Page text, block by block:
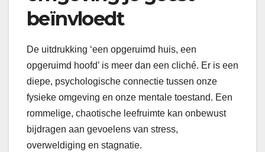
beïnvloedt
De uitdrukking ‘een opgeruimd huis, een
opgeruimd hoofd’ is meer dan een cliché. Er is een
diepe, psychologische connectie tussen onze
fysieke omgeving en onze mentale toestand. Een
rommelige, chaotische leefruimte kan onbewust
bijdragen aan gevoelens van stress,
overweldiging en stagnatie.